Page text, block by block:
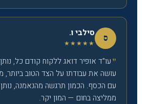
ס סילבי ו.
★★★★★
עו"ד אופיר דואג ללקוח קודם כל,
עושה את עבודתו על הצד הטוב ביותר,
עם הכסף. הכמון תרגשה מהנאמנה,
ממליצה בחום — המון יקר.